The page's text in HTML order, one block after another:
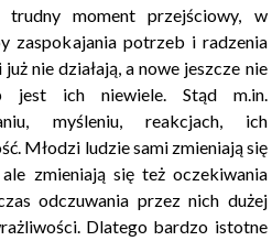
trudny moment przejściowy, w
zaspokajania potrzeb i radzenia
nie działają, a nowe jeszcze nie
jest ich niewiele. Stąd m.in.
myśleniu, reakcjach, ich
Młodzi ludzie sami zmieniają się
zmieniają się też oczekiwania
odczuwania przez nich dużej
Dlatego bardzo istotne